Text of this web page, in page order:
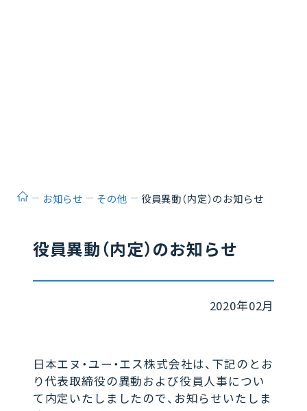
ホームお知らせ その他 役員異動（内定）のお知らせ
役員異動（内定）のお知らせ
2020年02月
日本エヌ・ユー・エス株式会社は、下記のとお
り代表取締役の異動および役員人事につい
て内定いたしましたので、お知らせいたしま